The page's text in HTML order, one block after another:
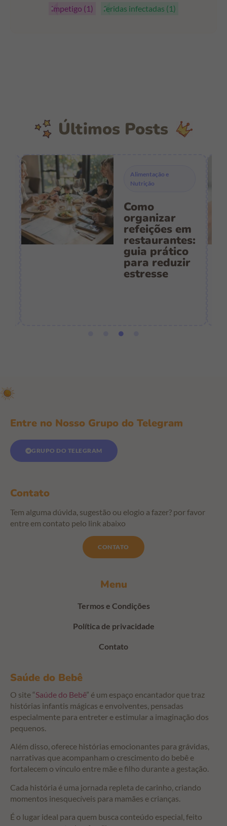
impetigo (1) feridas infectadas (1)
Últimos Posts
Alimentação e
Nutrição
Como
organizar
refeições em
restaurantes:
guia prático
para reduzir
estresse
Saúde do Bebê
O site “Saúde do Bebê” é um espaço encantador que traz
histórias infantis mágicas e envolventes, pensadas
especialmente para entreter e estimular a imaginação dos
pequenos.
Além disso, oferece histórias emocionantes para grávidas,
narrativas que acompanham o crescimento do bebê e
fortalecem o vínculo entre mãe e filho durante a gestação.
Cada história é uma jornada repleta de carinho, criando
momentos inesquecíveis para mamães e crianças.
É o lugar ideal para quem busca conteúdo especial, feito
Menu
Termos e Condições
Política de privacidade
Contato
Entre no Nosso Grupo do Telegram
GRUPO DO TELEGRAM
Contato
Tem alguma dúvida, sugestão ou elogio a fazer? por favor
entre em contato pelo link abaixo
CONTATO